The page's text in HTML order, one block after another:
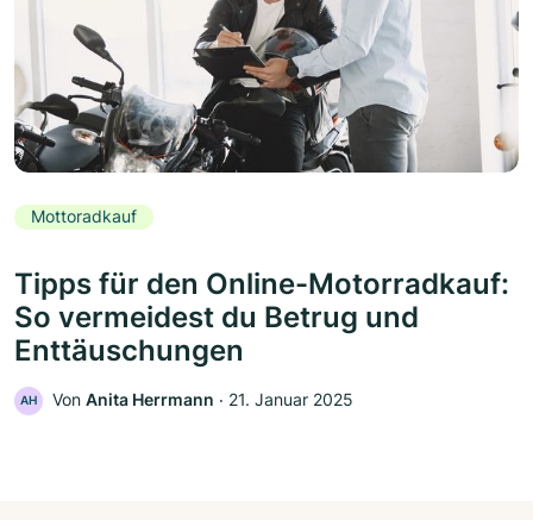
Mottoradkauf
Tipps für den Online-Motorradkauf:
So vermeidest du Betrug und
Enttäuschungen
AH Von Anita Herrmann ‧ 21. Januar 2025